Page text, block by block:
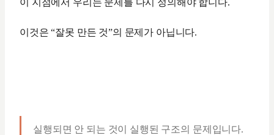
이 지점에서 우리는 문제를 다시 정의해야 합니다.
이것은 “잘못 만든 것”의 문제가 아닙니다.
실행되면 안 되는 것이 실행된 구조의 문제입니다.